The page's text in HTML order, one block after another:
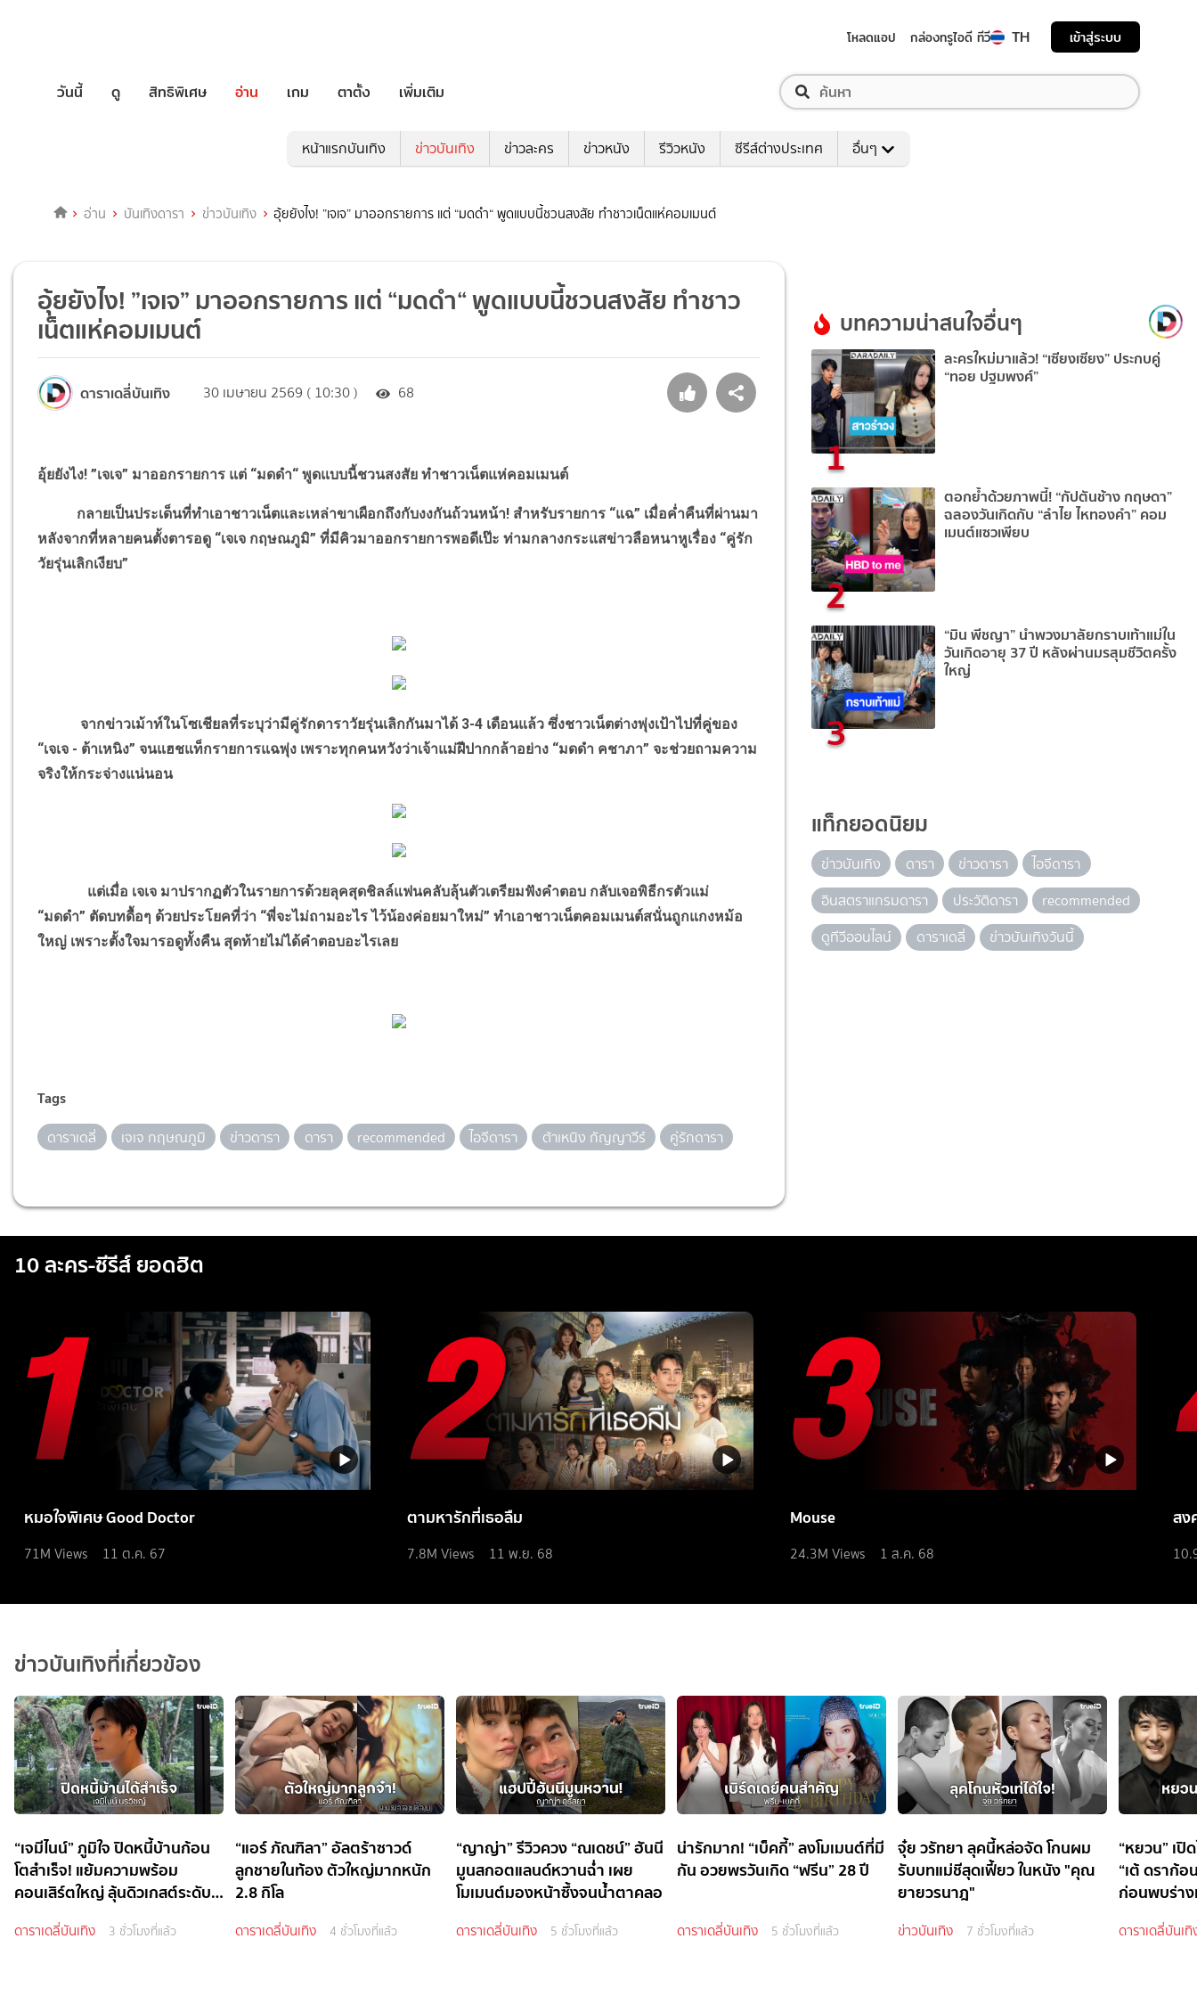
โหลดแอป กล่องทรูไอดี ทีวี TH เข้าสู่ระบบ
วันนี้ ดู สิทธิพิเศษ อ่าน เกม ตาตั้ง เพิ่มเติม
หน้าแรกบันเทิง ข่าวบันเทิง ข่าวละคร ข่าวหนัง รีวิวหนัง ซีรีส์ต่างประเทศ อื่นๆ
อ่าน บันเทิงดารา ข่าวบันเทิง อุ้ยยังไง! ”เจเจ” มาออกรายการ แต่ “มดดำ“ พูดแบบนี้ชวนสงสัย ทำชาวเน็ตแห่คอมเมนต์
อุ้ยยังไง! ”เจเจ” มาออกรายการ แต่ “มดดำ“ พูดแบบนี้ชวนสงสัย ทำชาว
เน็ตแห่คอมเมนต์
ดาราเดลี่บันเทิง 30 เมษายน 2569 ( 10:30 ) 68
อุ้ยยังไง! ”เจเจ” มาออกรายการ แต่ “มดดำ“ พูดแบบนี้ชวนสงสัย ทำชาวเน็ตแห่คอมเมนต์
กลายเป็นประเด็นที่ทำเอาชาวเน็ตและเหล่าขาเผือกถึงกับงงกันถ้วนหน้า! สำหรับรายการ “แฉ” เมื่อค่ำคืนที่ผ่านมา
หลังจากที่หลายคนตั้งตารอดู “เจเจ กฤษณภูมิ” ที่มีคิวมาออกรายการพอดีเป๊ะ ท่ามกลางกระแสข่าวลือหนาหูเรื่อง “คู่รัก
วัยรุ่นเลิกเงียบ”
จากข่าวเม้าท์ในโซเชียลที่ระบุว่ามีคู่รักดาราวัยรุ่นเลิกกันมาได้ 3-4 เดือนแล้ว ซึ่งชาวเน็ตต่างพุ่งเป้าไปที่คู่ของ
“เจเจ - ต้าเหนิง” จนแฮชแท็กรายการแฉพุ่ง เพราะทุกคนหวังว่าเจ้าแม่ฝีปากกล้าอย่าง “มดดำ คชาภา” จะช่วยถามความ
จริงให้กระจ่างแน่นอน
แต่เมื่อ เจเจ มาปรากฏตัวในรายการด้วยลุคสุดชิลล์แฟนคลับลุ้นตัวเตรียมฟังคำตอบ กลับเจอพิธีกรตัวแม่
“มดดำ” ตัดบทดื้อๆ ด้วยประโยคที่ว่า “พี่จะไม่ถามอะไร ไว้น้องค่อยมาใหม่” ทำเอาชาวเน็ตคอมเมนต์สนั่นถูกแกงหม้อ
ใหญ่ เพราะตั้งใจมารอดูทั้งคืน สุดท้ายไม่ได้คำตอบอะไรเลย
Tags
ดาราเดลี่ เจเจ กฤษณภูมิ ข่าวดารา ดารา recommended ไอจีดารา ต้าเหนิง กัญญาวีร์ คู่รักดารา
บทความน่าสนใจอื่นๆ
1
ละครใหม่มาแล้ว! “เซียงเซียง” ประกบคู่
“ทอย ปฐมพงศ์”
2
ตอกย้ำด้วยภาพนี้! “กัปตันช้าง กฤษดา”
ฉลองวันเกิดกับ “ลำไย ไหทองคำ” คอม
เมนต์แซวเพียบ
3
“มิน พีชญา” นำพวงมาลัยกราบเท้าแม่ใน
วันเกิดอายุ 37 ปี หลังผ่านมรสุมชีวิตครั้ง
ใหญ่
แท็กยอดนิยม
ข่าวบันเทิง ดารา ข่าวดารา
ไอจีดารา
อินสตราแกรมดารา
ประวัติดารา
recommended
ดูทีวีออนไลน์
ดาราเดลี่ ข่าวบันเทิงวันนี้
10 ละคร-ซีรีส์ ยอดฮิต
หมอใจพิเศษ Good Doctor
71M Views 11 ต.ค. 67
ตามหารักที่เธอลืม
7.8M Views 11 พ.ย. 68
Mouse
24.3M Views 1 ส.ค. 68
สง
ข่าวบันเทิงที่เกี่ยวข้อง
“เจมีไนน์” ภูมิใจ ปิดหนี้บ้านก้อน
โตสำเร็จ! แย้มความพร้อม
คอนเสิร์ตใหญ่ ลุ้นดิวเกสต์ระดับ
ดาราเดลี่บันเทิง 3 ชั่วโมงที่แล้ว
“แอร์ ภัณฑิลา” อัลตร้าซาวด์
ลูกชายในท้อง ตัวใหญ่มากหนัก
2.8 กิโล
ดาราเดลี่บันเทิง 4 ชั่วโมงที่แล้ว
“ญาญ่า” รีวิวควง “ณเดชน์” ฮันนี
มูนสกอตแลนด์หวานฉ่ำ เผย
โมเมนต์มองหน้าซึ้งจนน้ำตาคลอ
ดาราเดลี่บันเทิง 5 ชั่วโมงที่แล้ว
น่ารักมาก! “เบ็คกี้” ลงโมเมนต์ที่มี
กัน อวยพรวันเกิด “ฟรีน” 28 ปี
ดาราเดลี่บันเทิง 5 ชั่วโมงที่แล้ว
จุ๋ย วรัทยา ลุคนี้หล่อจัด โกนผม
รับบทแม่ชีสุดเฟี้ยว ในหนัง "คุณ
ยายวรนาฎ"
ข่าวบันเทิง 7 ชั่วโมงที่แล้ว
“หยวน” เ
“เต้ ดราก้
ก่อนพบร่า
ดาราเดลี่บันเทิ